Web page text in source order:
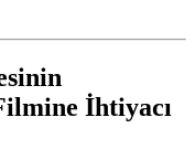
İhtiyacı